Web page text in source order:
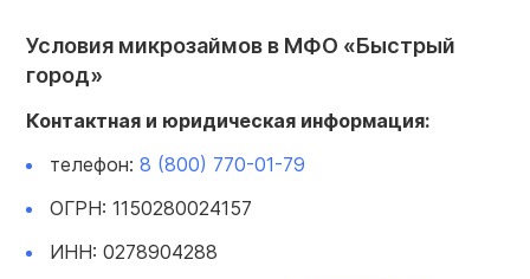
Условия микрозаймов в МФО «Быстрый
город»
Контактная и юридическая информация:
телефон: 8 (800) 770-01-79
ОГРН: 1150280024157
ИНН: 0278904288